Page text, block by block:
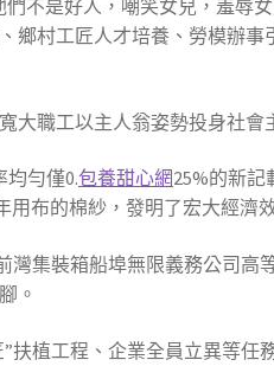
不是好人，嘲笑女兒，羞辱
村工匠人才培養、勞模辦
職工以主人翁姿勢投身社會
均勻僅0.包養甜心網25%的新記
用布的棉紗，發明了宏大經濟
灣集裝箱船埠無限義務公司
。
植工程、企業全員立異等任